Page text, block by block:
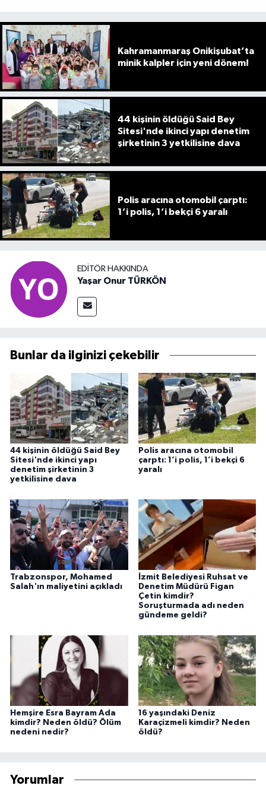
Kahramanmaraş Onikişubat’ta
minik kalpler için yeni dönem!
44 kişinin öldüğü Said Bey
Sitesi'nde ikinci yapı denetim
şirketinin 3 yetkilisine dava
Polis aracına otomobil çarptı:
1’i polis, 1’i bekçi 6 yaralı
EDITÖR HAKKINDA
Yaşar Onur TÜRKÖN
Bunlar da ilginizi çekebilir
44 kişinin öldüğü Said Bey
Sitesi'nde ikinci yapı
denetim şirketinin 3
yetkilisine dava
Polis aracına otomobil
çarptı: 1’i polis, 1’i bekçi 6
yaralı
Trabzonspor, Mohamed
Salah'ın maliyetini açıkladı
İzmit Belediyesi Ruhsat ve
Denetim Müdürü Figan
Çetin kimdir?
Soruşturmada adı neden
gündeme geldi?
Hemşire Esra Bayram Ada
kimdir? Neden öldü? Ölüm
nedeni nedir?
16 yaşındaki Deniz
Karaçizmeli kimdir? Neden
öldü?
Yorumlar